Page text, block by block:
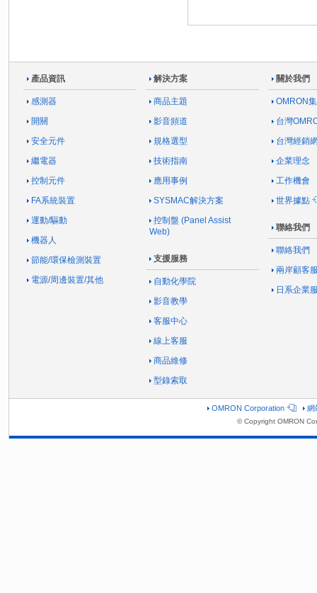
產品資訊
感測器
開關
安全元件
繼電器
控制元件
FA系統裝置
運動/驅動
機器人
節能/環保檢測裝置
電源/周邊裝置/其他
解決方案
商品主題
影音頻道
規格選型
技術指南
應用事例
SYSMAC解決方案
控制盤 (Panel Assist
Web)
支援服務
自動化學院
影音教學
客服中心
線上客服
商品維修
型錄索取
關於我們
OMRON
台灣
台灣經銷
企業理念
工作機會
世界據點
聯絡我們
聯絡我們
兩岸顧客
日系企業
OMRON Corporation 網
© Copyright OMRON